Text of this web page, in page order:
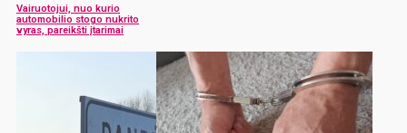
Vairuotojui, nuo kurio
automobilio stogo nukrito
vyras, pareikšti įtarimai